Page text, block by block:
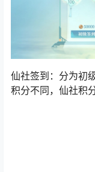
仙社签到：分为初
积分不同，仙社积